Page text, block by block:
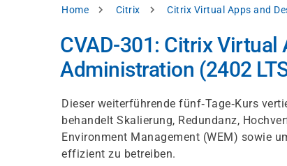
Pfadnavigation
Home Citrix Citrix Virtual Apps and
CVAD-301: Citrix Virtual
Administration (2402
Dieser weiterführende fünf‑Tage‑Kurs
behandelt Skalierung, Redundanz,
Environment Management (WEM) sowie
effizient zu betreiben.
akzeptieren
Einstellungen
Datenschutzhinweis